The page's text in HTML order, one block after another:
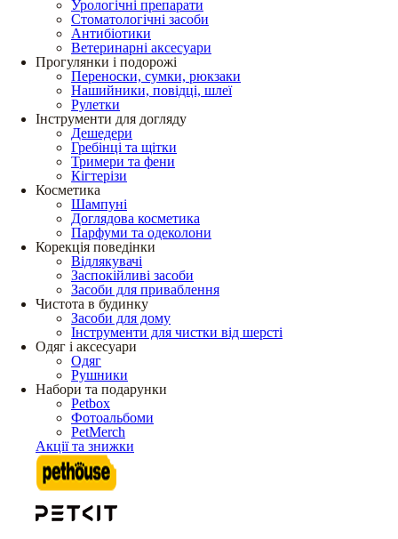
Урологічні препарати
Стоматологічні засоби
Антибіотики
Ветеринарні аксесуари
Прогулянки і подорожі
Переноски, сумки, рюкзаки
Нашийники, повідці, шлеї
Рулетки
Інструменти для догляду
Дешедери
Гребінці та щітки
Тримери та фени
Кігтерізи
Косметика
Шампуні
Доглядова косметика
Парфуми та одеколони
Корекція поведінки
Відлякувачі
Заспокійливі засоби
Засоби для приваблення
Чистота в будинку
Засоби для дому
Інструменти для чистки від шерсті
Одяг і аксесуари
Одяг
Рушники
Набори та подарунки
Petbox
Фотоальбоми
PetMerch
Акції та знижки